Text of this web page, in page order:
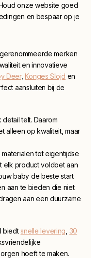
onze website goed
en bespaar op je
merken
en innovatieve
Deer,Konges Slojd en
aansluiten bij de
telt. Daarom
alleen op kwaliteit, maar
tot eigentijdse
elk product voldoet aan
baby de beste start
aan te bieden die niet
aan een duurzame
biedtsnelle levering 30
hoeft te maken.